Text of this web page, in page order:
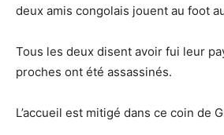
deux amis congolais jouent au foot
Tous les deux disent avoir fui leur
proches ont été assassinés.
L’accueil est mitigé dans ce coin de